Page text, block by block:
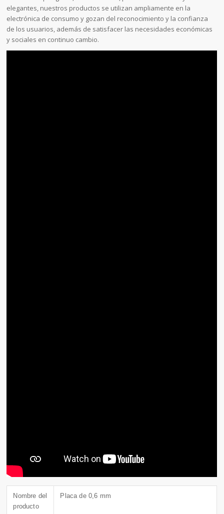
elegantes, nuestros productos se utilizan ampliamente en la
electrónica de consumo y gozan del reconocimiento y la confianza
de los usuarios, además de satisfacer las necesidades económicas
y sociales en continuo cambio.
Nombre del
producto
Placa de 0,6 mm